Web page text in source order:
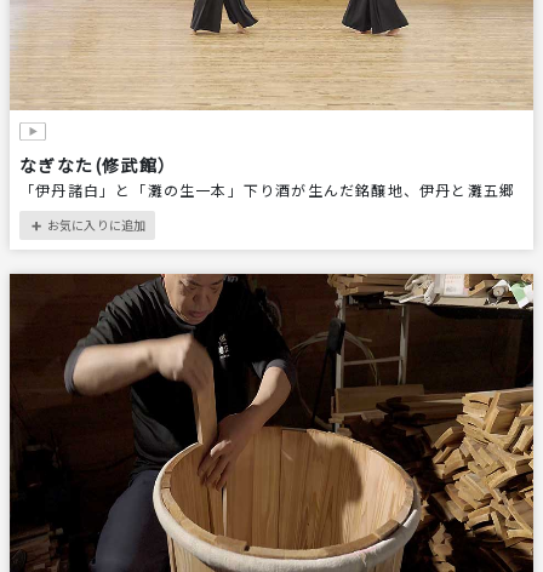
なぎなた(修武館）
「伊丹諸白」と「灘の生一本」下り酒が生んだ銘醸地、伊丹と灘五郷
＋ お気に入りに追加